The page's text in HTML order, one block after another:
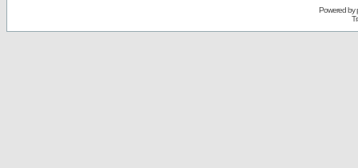
Powered by